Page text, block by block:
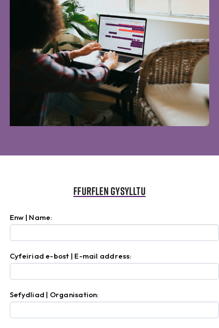
Ffurflen gysylltu
Enw | Name:
Cyfeiriad e-bost | E-mail address:
Sefydliad | Organisation: